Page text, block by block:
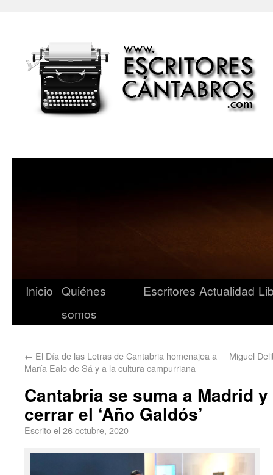
Inicio Quiénes
somos
Escritores Actualidad
← El Día de las Letras de Cantabria homenajea a
María Ealo de Sá y a la cultura campurriana
Miguel
Cantabria se suma a Madrid
cerrar el ‘Año Galdós’
Escrito el 26 octubre, 2020